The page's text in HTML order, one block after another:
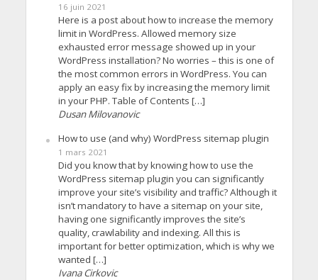
16 juin 2021
Here is a post about how to increase the memory
limit in WordPress. Allowed memory size
exhausted error message showed up in your
WordPress installation? No worries – this is one of
the most common errors in WordPress. You can
apply an easy fix by increasing the memory limit
in your PHP. Table of Contents […]
Dusan Milovanovic
How to use (and why) WordPress sitemap plugin
1 mars 2021
Did you know that by knowing how to use the
WordPress sitemap plugin you can significantly
improve your site’s visibility and traffic? Although it
isn’t mandatory to have a sitemap on your site,
having one significantly improves the site’s
quality, crawlability and indexing. All this is
important for better optimization, which is why we
wanted […]
Ivana Cirkovic